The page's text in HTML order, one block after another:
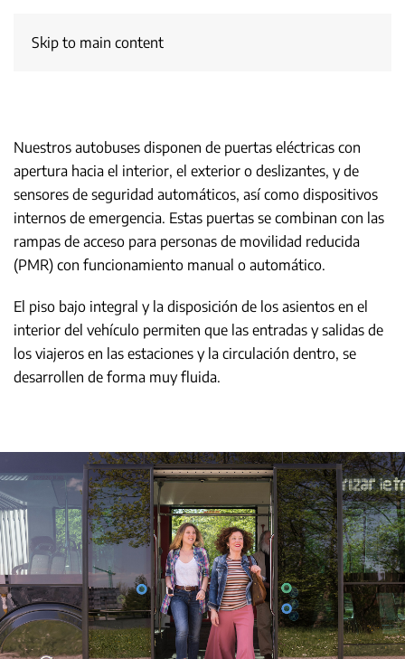
Skip to main content
Nuestros autobuses disponen de puertas eléctricas con
apertura hacia el interior, el exterior o deslizantes, y de
sensores de seguridad automáticos, así como dispositivos
internos de emergencia. Estas puertas se combinan con las
rampas de acceso para personas de movilidad reducida
(PMR) con funcionamiento manual o automático.
El piso bajo integral y la disposición de los asientos en el
interior del vehículo permiten que las entradas y salidas de
los viajeros en las estaciones y la circulación dentro, se
desarrollen de forma muy fluida.